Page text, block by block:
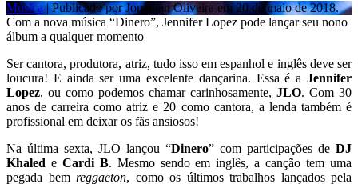
Música| Publicado por Jonathan Oliveira em 20 de maio de 2018.
Com a nova música “Dinero”, Jennifer Lopez pode lançar seu nono
álbum a qualquer momento
Ser cantora, produtora, atriz, tudo isso em espanhol e inglês deve ser
loucura! E ainda ser uma excelente dançarina. Essa é a Jennifer
Lopez, ou como podemos chamar carinhosamente, JLO. Com 30
anos de carreira como atriz e 20 como cantora, a lenda também é
profissional em deixar os fãs ansiosos!
Na última sexta, JLO lançou “Dinero” com participações de DJ
Khaled e Cardi B. Mesmo sendo em inglês, a canção tem uma
pegada bem reggaeton, como os últimos trabalhos lançados pela